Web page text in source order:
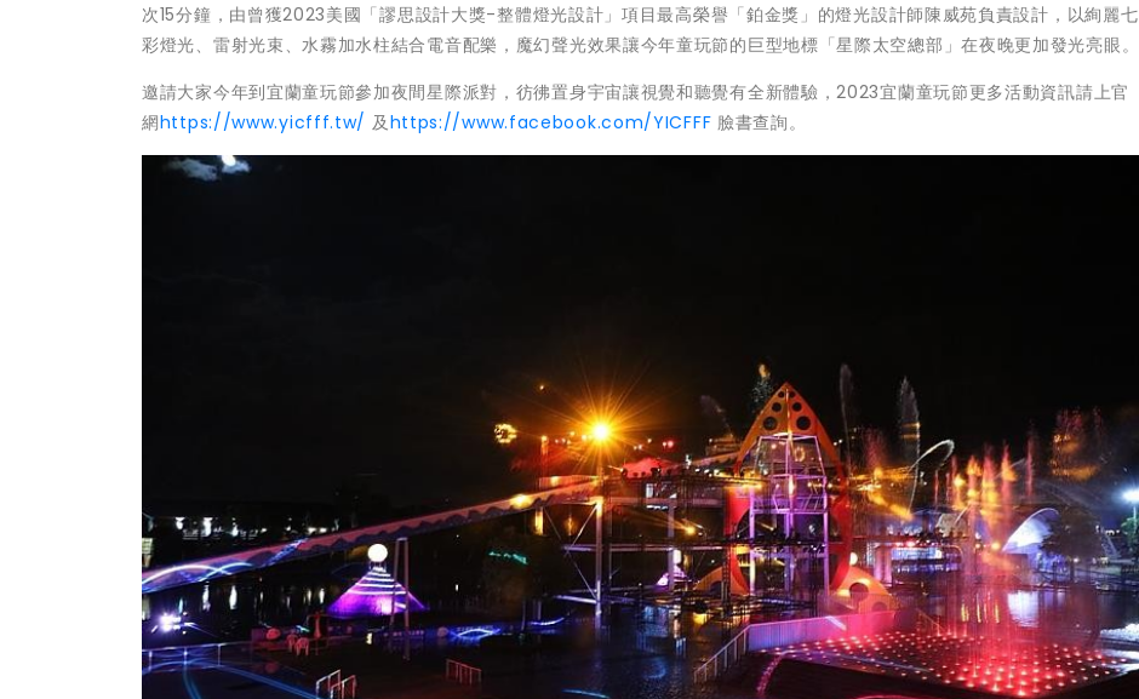
次15分鐘，由曾獲2023美國「謬思設計大獎-整體燈光設計」項目最高榮譽「鉑金獎」的燈光設計師陳威苑負責設計，以絢麗七
彩燈光、雷射光束、水霧加水柱結合電音配樂，魔幻聲光效果讓今年童玩節的巨型地標「星際太空總部」在夜晚更加發光亮眼。
邀請大家今年到宜蘭童玩節參加夜間星際派對，彷彿置身宇宙讓視覺和聽覺有全新體驗，2023宜蘭童玩節更多活動資訊請上官
網https://www.yicfff.tw/ 及https://www.facebook.com/YICFFF 臉書查詢。